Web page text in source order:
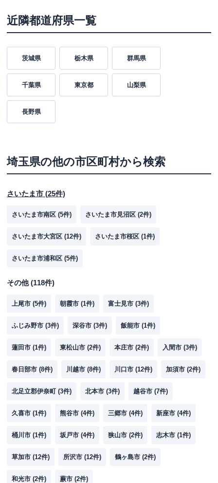
近隣都道府県一覧
茨城県 栃木県 群馬県
千葉県 東京都 山梨県
長野県
埼玉県の他の市区町村から検索
さいたま市 (25件)
さいたま市南区 (5件) さいたま市見沼区 (2件)
さいたま市大宮区 (12件) さいたま市桜区 (1件)
さいたま市浦和区 (5件)
その他(118件)
上尾市 (5件) 朝霞市 (1件) 富士見市 (3件)
ふじみ野市 (3件) 深谷市 (3件) 飯能市 (1件)
蓮田市 (1件) 東松山市 (2件) 本庄市 (2件) 入間市 (3件)
春日部市 (8件) 川越市 (8件) 川口市 (12件) 加須市 (2件)
北足立郡伊奈町 (3件) 北本市 (3件) 越谷市 (7件)
久喜市 (1件) 熊谷市 (4件) 三郷市 (4件) 新座市 (4件)
桶川市 (1件) 坂戸市 (4件) 狭山市 (2件) 志木市 (1件)
草加市 (12件) 所沢市 (12件) 鶴ヶ島市 (2件)
和光市 (2件) 蕨市 (2件)